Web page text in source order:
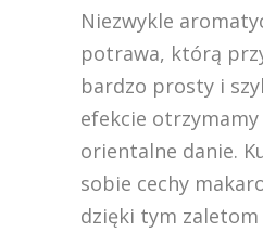
Niezwykle
potrawa, którą
bardzo prosty i
efekcie otrzymamy
orientalne danie.
sobie cechy
dzięki tym